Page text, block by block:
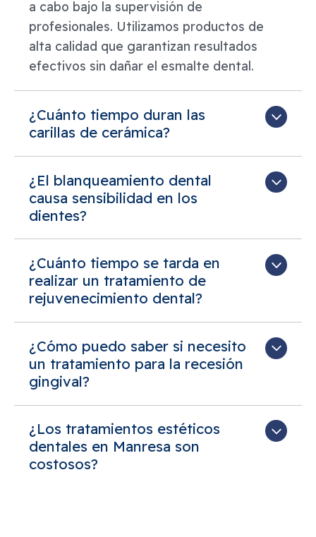
a cabo bajo la supervisión de
profesionales. Utilizamos productos de
alta calidad que garantizan resultados
efectivos sin dañar el esmalte dental.
¿Cuánto tiempo duran las
carillas de cerámica?
¿El blanqueamiento dental
causa sensibilidad en los
dientes?
¿Cuánto tiempo se tarda en
realizar un tratamiento de
rejuvenecimiento dental?
¿Cómo puedo saber si necesito
un tratamiento para la recesión
gingival?
¿Los tratamientos estéticos
dentales en Manresa son
costosos?